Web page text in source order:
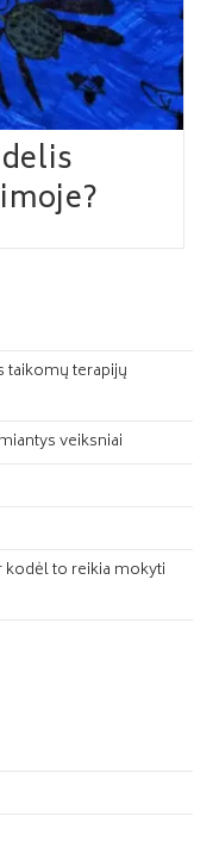
taikomų terapijų
veiksniai
to reikia mokyti